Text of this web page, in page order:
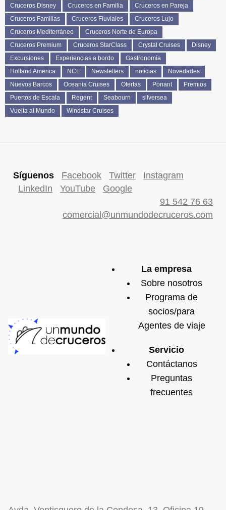
Cruceros Disney
Cruceros en Familia
Cruceros en Pareja
Cruceros Familias
Cruceros Fluviales
Cruceros Lujo
Cruceros Mediterráneo
Cruceros Norte de Europa
Cruceros Premium
Cruceros StarClass Crystal Cruises
Disney
Excursiones
Experiencias a bordo
Gastronomía
Holland America
NCL Newsletters noticias
Novedades
Nuevos Barcos
Oceania Cruises Ofertas Ponant
Premios
Puertos de Escala
Regent Seabourn
silversea
Vuelta al Mundo
Windstar Cruises
Síguenos Facebook Twitter
Instagram
LinkedIn
YouTube
Google
91 542 76 63
comercial@unmundodecruceros.com
La empresa
Sobre nosotros
Programa de
socios/para
Agentes de viaje
Servicio
Contáctanos
Preguntas
frecuentes